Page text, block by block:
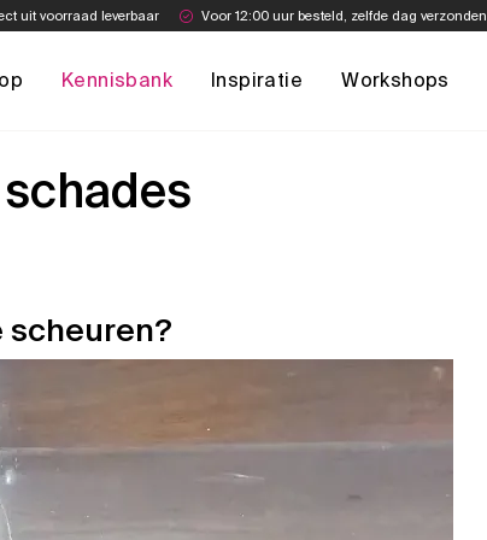
uit voorraad leverbaar Voor 12:00 uur besteld, zelfde dag verzonden
Kennisbank Inspiratie Workshops
scheuren?